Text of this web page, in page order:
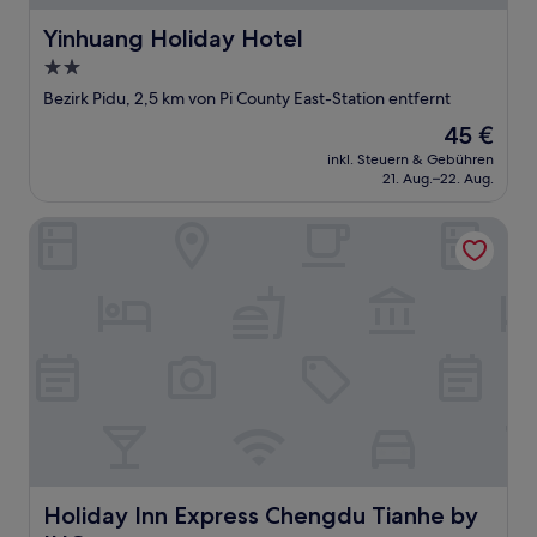
Yinhuang Holiday Hotel
Yinhuang Holiday Hotel
2.0-
Sterne-
Bezirk Pidu, 2,5 km von Pi County East-Station entfernt
Der
Preis
beträgt
45 €
inkl. Steuern & Gebühren
21. Aug.–22. Aug.
Holiday Inn Express Chengdu Tianhe by
Holiday Inn Express Chengdu Tianhe by IHG